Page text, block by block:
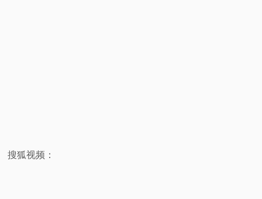
搜狐视频：